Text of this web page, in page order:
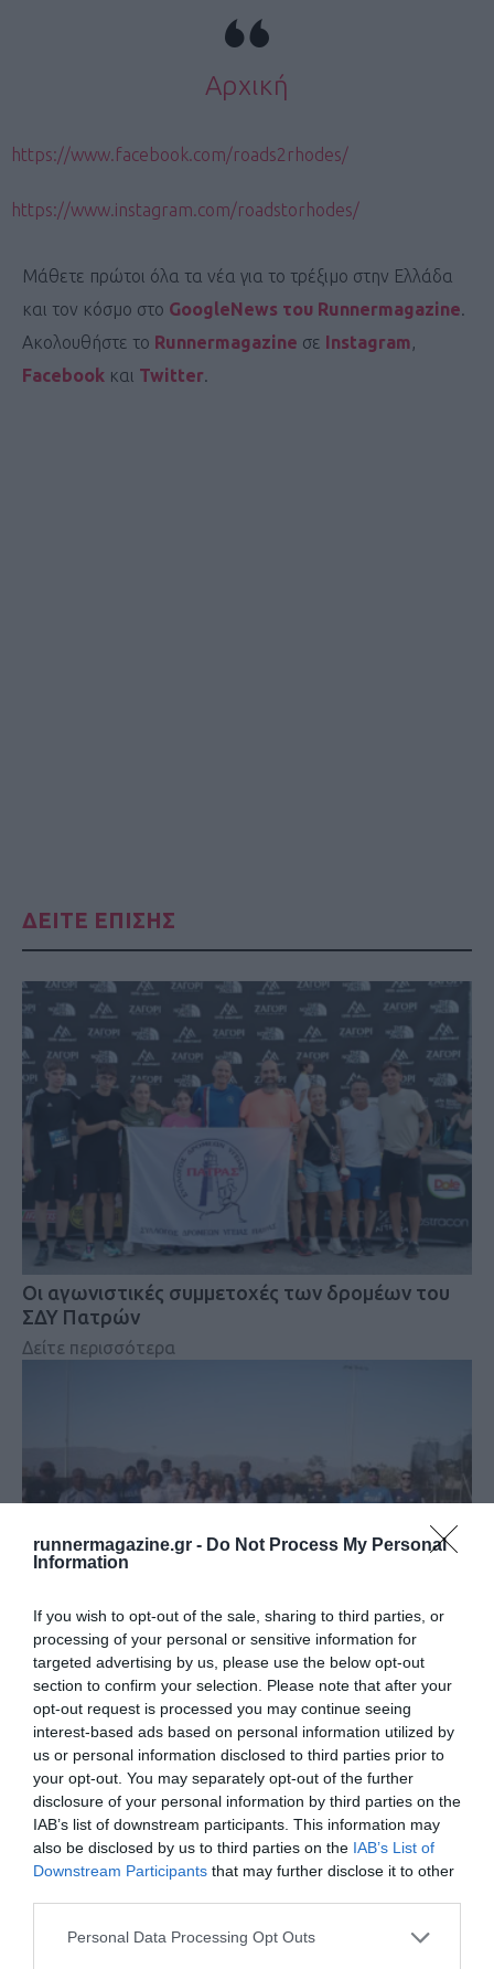
runnermagazine.gr - Do Not Process My Personal
Information
If you wish to opt-out of the sale, sharing to third parties, or
processing of your personal or sensitive information for
targeted advertising by us, please use the below opt-out
section to confirm your selection. Please note that after your
opt-out request is processed you may continue seeing
interest-based ads based on personal information utilized by
us or personal information disclosed to third parties prior to
your opt-out. You may separately opt-out of the further
disclosure of your personal information by third parties on the
IAB’s list of downstream participants. This information may
also be disclosed by us to third parties on the IAB’s List of
Downstream Participants that may further disclose it to other
Personal Data Processing Opt Outs
Αρχική
https://www.facebook.com/roads2rhodes/
https://www.instagram.com/roadstorhodes/
Μάθετε πρώτοι όλα τα νέα για το τρέξιμο στην Ελλάδα
και τον κόσμο στο GoogleNews του Runnermagazine.
Ακολουθήστε το Runnermagazine σε Instagram,
Facebook και Twitter.
ΔΕΙΤΕ ΕΠΙΣΗΣ
Οι αγωνιστικές συμμετοχές των δρομέων του
ΣΔΥ Πατρών
Δείτε περισσότερα
Ξεκινά το Παγκόσμιο Πρωτάθλημα Κ20 – Η
ελληνική ο…
Δείτε όλες τις ελληνικές συμμετοχές